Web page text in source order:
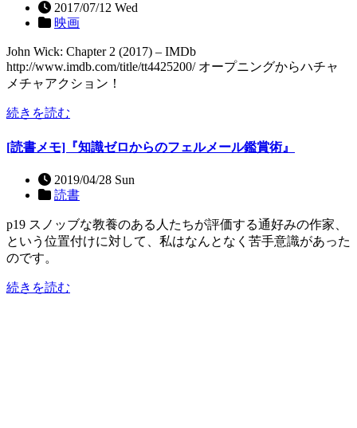
2017/07/12 Wed
映画
John Wick: Chapter 2 (2017) – IMDb
http://www.imdb.com/title/tt4425200/ オープニングからハチャ
メチャアクション！
続きを読む
[読書メモ]『知識ゼロからのフェルメール鑑賞術』
2019/04/28 Sun
読書
p19 スノッブな教養のある人たちが評価する通好みの作家、
という位置付けに対して、私はなんとなく苦手意識があった
のです。
続きを読む